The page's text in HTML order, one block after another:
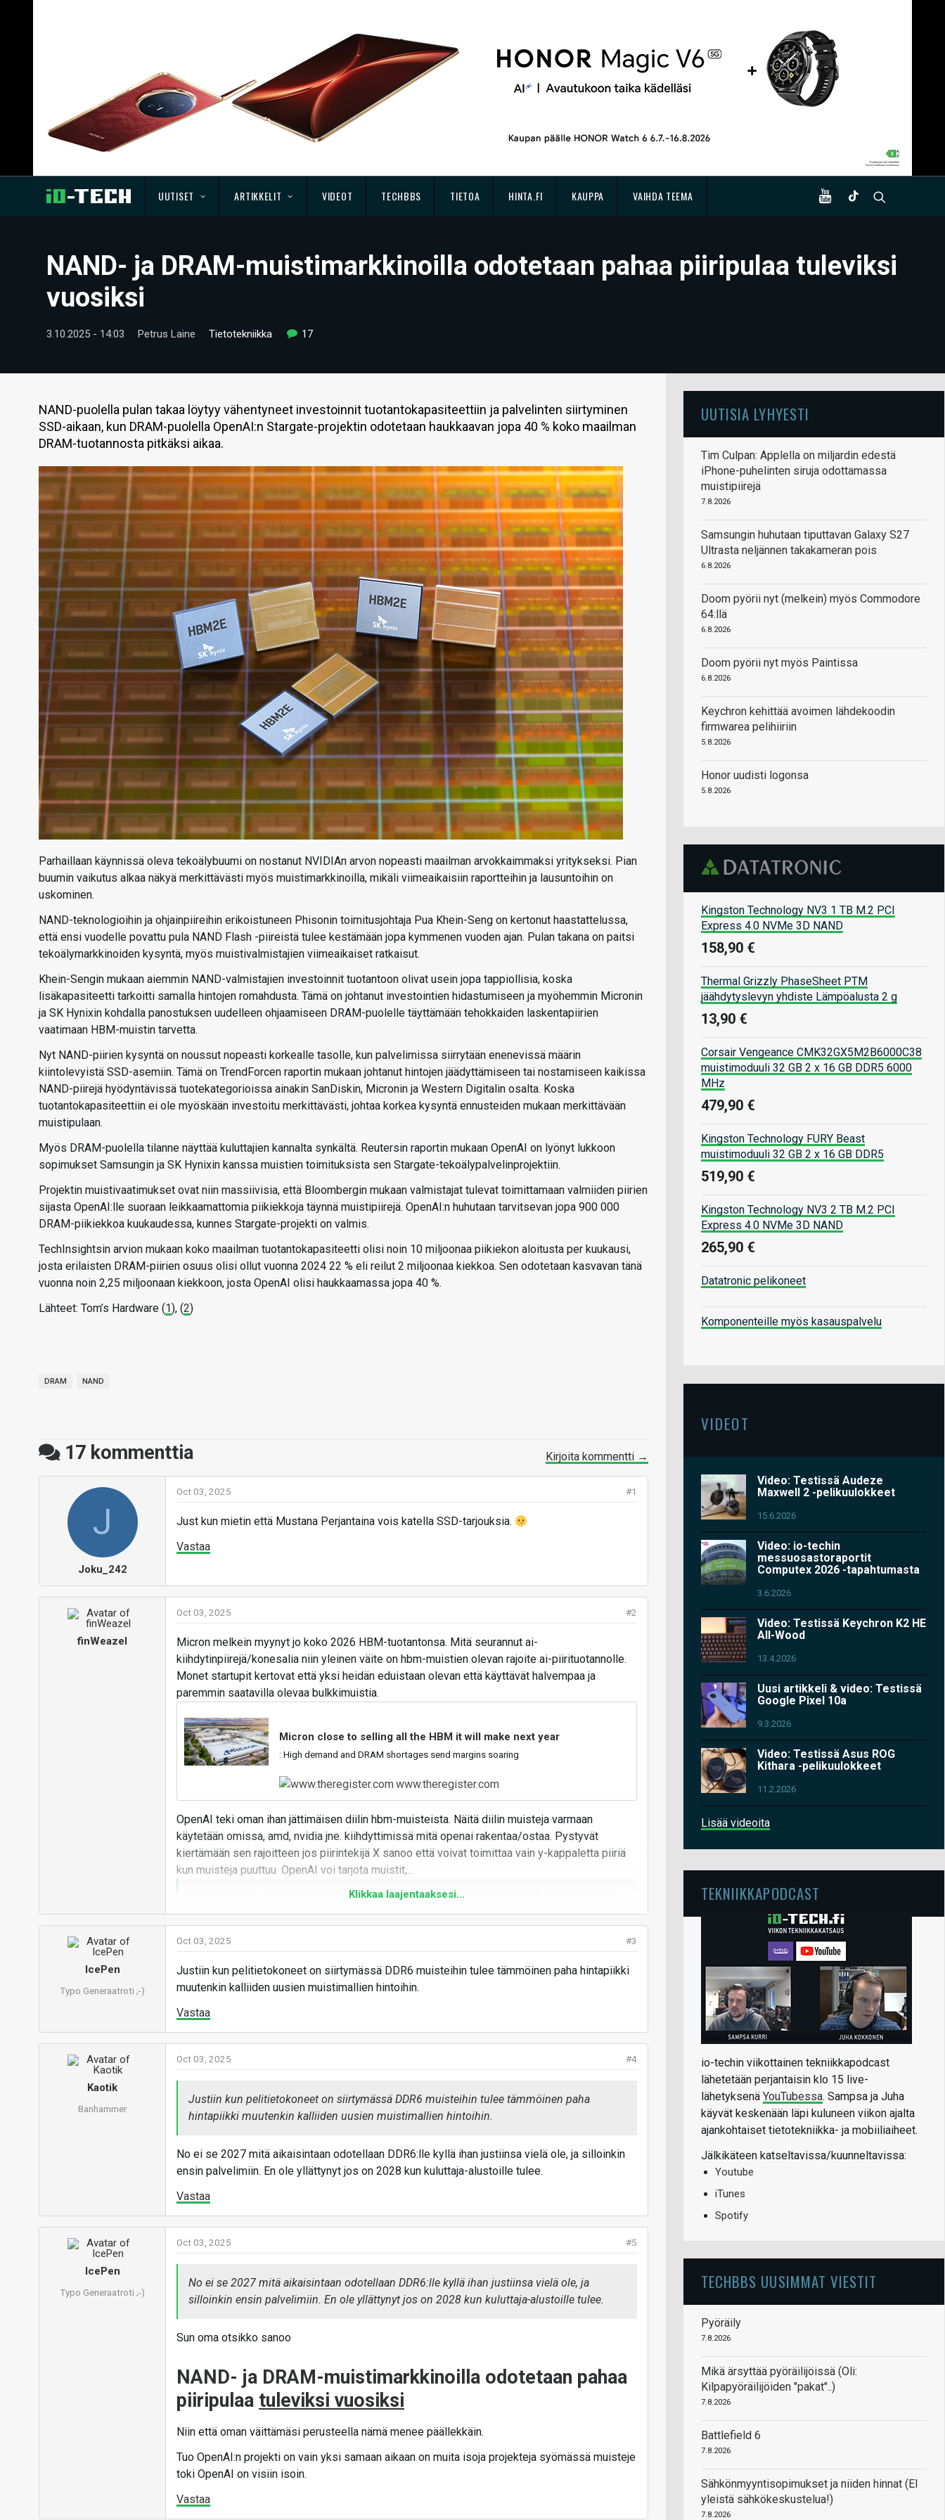
UUTISET ARTIKKELIT VIDEOT TECHBBS TIETOA HINTA.FI KAUPPA VAIHDA TEEMA
NAND- ja DRAM-muistimarkkinoilla odotetaan pahaa piiripulaa tuleviksi
vuosiksi
3.10.2025 - 14:03 Petrus Laine Tietotekniikka 17
NAND-puolella pulan takaa löytyy vähentyneet investoinnit tuotantokapasiteettiin ja palvelinten siirtyminen
SSD-aikaan, kun DRAM-puolella OpenAI:n Stargate-projektin odotetaan haukkaavan jopa 40 % koko maailman
DRAM-tuotannosta pitkäksi aikaa.
Parhaillaan käynnissä oleva tekoälybuumi on nostanut NVIDIAn arvon nopeasti maailman arvokkaimmaksi yritykseksi. Pian
buumin vaikutus alkaa näkyä merkittävästi myös muistimarkkinoilla, mikäli viimeaikaisiin raportteihin ja lausuntoihin on
uskominen.
NAND-teknologioihin ja ohjainpiireihin erikoistuneen Phisonin toimitusjohtaja Pua Khein-Seng on kertonut haastattelussa,
että ensi vuodelle povattu pula NAND Flash -piireistä tulee kestämään jopa kymmenen vuoden ajan. Pulan takana on paitsi
tekoälymarkkinoiden kysyntä, myös muistivalmistajien viimeaikaiset ratkaisut.
Khein-Sengin mukaan aiemmin NAND-valmistajien investoinnit tuotantoon olivat usein jopa tappiollisia, koska
lisäkapasiteetti tarkoitti samalla hintojen romahdusta. Tämä on johtanut investointien hidastumiseen ja myöhemmin Micronin
ja SK Hynixin kohdalla panostuksen uudelleen ohjaamiseen DRAM-puolelle täyttämään tehokkaiden laskentapiirien
vaatimaan HBM-muistin tarvetta.
Nyt NAND-piirien kysyntä on noussut nopeasti korkealle tasolle, kun palvelimissa siirrytään enenevissä määrin
kiintolevyistä SSD-asemiin. Tämä on TrendForcen raportin mukaan johtanut hintojen jäädyttämiseen tai nostamiseen kaikissa
NAND-piirejä hyödyntävissä tuotekategorioissa ainakin SanDiskin, Micronin ja Western Digitalin osalta. Koska
tuotantokapasiteettiin ei ole myöskään investoitu merkittävästi, johtaa korkea kysyntä ennusteiden mukaan merkittävään
muistipulaan.
Myös DRAM-puolella tilanne näyttää kuluttajien kannalta synkältä. Reutersin raportin mukaan OpenAI on lyönyt lukkoon
sopimukset Samsungin ja SK Hynixin kanssa muistien toimituksista sen Stargate-tekoälypalvelinprojektiin.
Projektin muistivaatimukset ovat niin massiivisia, että Bloombergin mukaan valmistajat tulevat toimittamaan valmiiden piirien
sijasta OpenAI:lle suoraan leikkaamattomia piikiekkoja täynnä muistipiirejä. OpenAI:n huhutaan tarvitsevan jopa 900 000
DRAM-piikiekkoa kuukaudessa, kunnes Stargate-projekti on valmis.
TechInsightsin arvion mukaan koko maailman tuotantokapasiteetti olisi noin 10 miljoonaa piikiekon aloitusta per kuukausi,
josta erilaisten DRAM-piirien osuus olisi ollut vuonna 2024 22 % eli reilut 2 miljoonaa kiekkoa. Sen odotetaan kasvavan tänä
vuonna noin 2,25 miljoonaan kiekkoon, josta OpenAI olisi haukkaamassa jopa 40 %.
Lähteet: Tom’s Hardware (1), (2)
DRAM NAND
17 kommenttia Kirjoita kommentti →
J
Joku_242
#1
Oct 03, 2025
Just kun mietin että Mustana Perjantaina vois katella SSD-tarjouksia.
Vastaa
finWeazel
#2
Oct 03, 2025
Micron melkein myynyt jo koko 2026 HBM-tuotantonsa. Mitä seurannut ai-
kiihdytinpiirejä/konesalia niin yleinen väite on hbm-muistien olevan rajoite ai-piirituotannolle.
Monet startupit kertovat että yksi heidän eduistaan olevan että käyttävät halvempaa ja
paremmin saatavilla olevaa bulkkimuistia.
Micron close to selling all the HBM it will make next year
: High demand and DRAM shortages send margins soaring
www.theregister.com
OpenAI teki oman ihan jättimäisen diilin hbm-muisteista. Näitä diilin muisteja varmaan
käytetään omissa, amd, nvidia jne. kiihdyttimissä mitä openai rakentaa/ostaa. Pystyvät
kiertämään sen rajoitteen jos piirintekijä X sanoo että voivat toimittaa vain y-kappaletta piiriä
kun muisteja puuttuu. OpenAI voi tarjota muistit,...
The San Francisco-based company, the creator of generative AI ChatGPT, has requested
volumes equivalent to as many as 900,000 wafers a month, more than twice the current
chipmakers, have agreed to strengthen collaboration with OpenAI Inc., positioni
www.kedglobal.com
Vastaa
Klikkaa laajentaaksesi...
IcePen
Typo Generaatroti ;-)
#3
Oct 03, 2025
Justiin kun pelitietokoneet on siirtymässä DDR6 muisteihin tulee tämmöinen paha hintapiikki
muutenkin kalliiden uusien muistimallien hintoihin.
Vastaa
Kaotik
Banhammer
#4
Oct 03, 2025
Justiin kun pelitietokoneet on siirtymässä DDR6 muisteihin tulee tämmöinen paha
hintapiikki muutenkin kalliiden uusien muistimallien hintoihin.
No ei se 2027 mitä aikaisintaan odotellaan DDR6:lle kyllä ihan justiinsa vielä ole, ja silloinkin
ensin palvelimiin. En ole yllättynyt jos on 2028 kun kuluttaja-alustoille tulee.
Vastaa
IcePen
Typo Generaatroti ;-)
#5
Oct 03, 2025
No ei se 2027 mitä aikaisintaan odotellaan DDR6:lle kyllä ihan justiinsa vielä ole, ja
silloinkin ensin palvelimiin. En ole yllättynyt jos on 2028 kun kuluttaja-alustoille tulee.
Sun oma otsikko sanoo
NAND- ja DRAM-muistimarkkinoilla odotetaan pahaa
piiripulaa tuleviksi vuosiksi
Niin että oman väittämäsi perusteella nämä menee päällekkäin.
Tuo OpenAI:n projekti on vain yksi samaan aikaan on muita isoja projekteja syömässä muisteje
toki OpenAI on visiin isoin.
Vastaa
UUTISIA LYHYESTI
Tim Culpan: Applella on miljardin edestä
iPhone-puhelinten siruja odottamassa
muistipiirejä
7.8.2026
Samsungin huhutaan tiputtavan Galaxy S27
Ultrasta neljännen takakameran pois
6.8.2026
Doom pyörii nyt (melkein) myös Commodore
64:llä
6.8.2026
Doom pyörii nyt myös Paintissa
6.8.2026
Keychron kehittää avoimen lähdekoodin
firmwarea pelihiiriin
5.8.2026
Honor uudisti logonsa
5.8.2026
Kingston Technology NV3 1 TB M.2 PCI
Express 4.0 NVMe 3D NAND
158,90 €
Thermal Grizzly PhaseSheet PTM
jäähdytyslevyn yhdiste Lämpöalusta 2 g
13,90 €
Corsair Vengeance CMK32GX5M2B6000C38
muistimoduuli 32 GB 2 x 16 GB DDR5 6000
MHz
479,90 €
Kingston Technology FURY Beast
muistimoduuli 32 GB 2 x 16 GB DDR5
519,90 €
Kingston Technology NV3 2 TB M.2 PCI
Express 4.0 NVMe 3D NAND
265,90 €
Datatronic pelikoneet
Komponenteille myös kasauspalvelu
VIDEOT
Video: Testissä Audeze
Maxwell 2 -pelikuulokkeet
15.6.2026
Video: io-techin
messuosastoraportit
Computex 2026 -tapahtumasta
3.6.2026
Video: Testissä Keychron K2 HE
All-Wood
13.4.2026
Uusi artikkeli & video: Testissä
Google Pixel 10a
9.3.2026
Video: Testissä Asus ROG
Kithara -pelikuulokkeet
11.2.2026
Lisää videoita
TEKNIIKKAPODCAST
io-techin viikottainen tekniikkapodcast
lähetetään perjantaisin klo 15 live-
lähetyksenä YouTubessa. Sampsa ja Juha
käyvät keskenään läpi kuluneen viikon ajalta
ajankohtaiset tietotekniikka- ja mobiiliaiheet.
Jälkikäteen katseltavissa/kuunneltavissa:
Youtube
iTunes
Spotify
TECHBBS UUSIMMAT VIESTIT
Pyöräily
7.8.2026
Mikä ärsyttää pyöräilijöissä (Oli:
Kilpapyöräilijöiden "pakat"..)
7.8.2026
Battlefield 6
7.8.2026
Sähkönmyyntisopimukset ja niiden hinnat (EI
yleistä sähkökeskustelua!)
7.8.2026